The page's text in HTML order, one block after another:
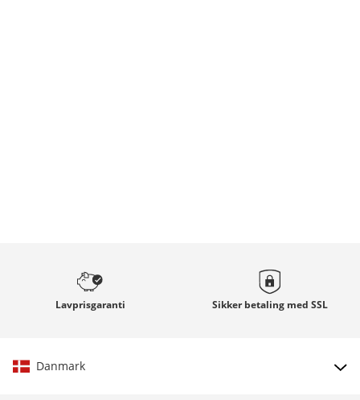
Lavprisgaranti Sikker betaling med SSL
Danmark